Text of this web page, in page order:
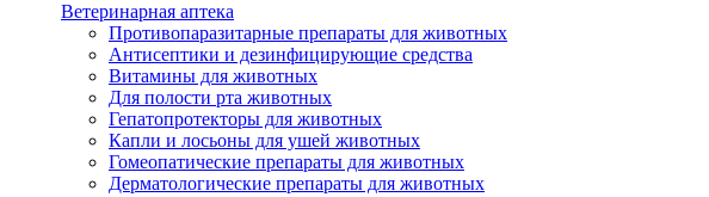
Ветеринарная аптека
Противопаразитарные препараты для животных
Антисептики и дезинфицирующие средства
Витамины для животных
Для полости рта животных
Гепатопротекторы для животных
Капли и лосьоны для ушей животных
Гомеопатические препараты для животных
Дерматологические препараты для животных